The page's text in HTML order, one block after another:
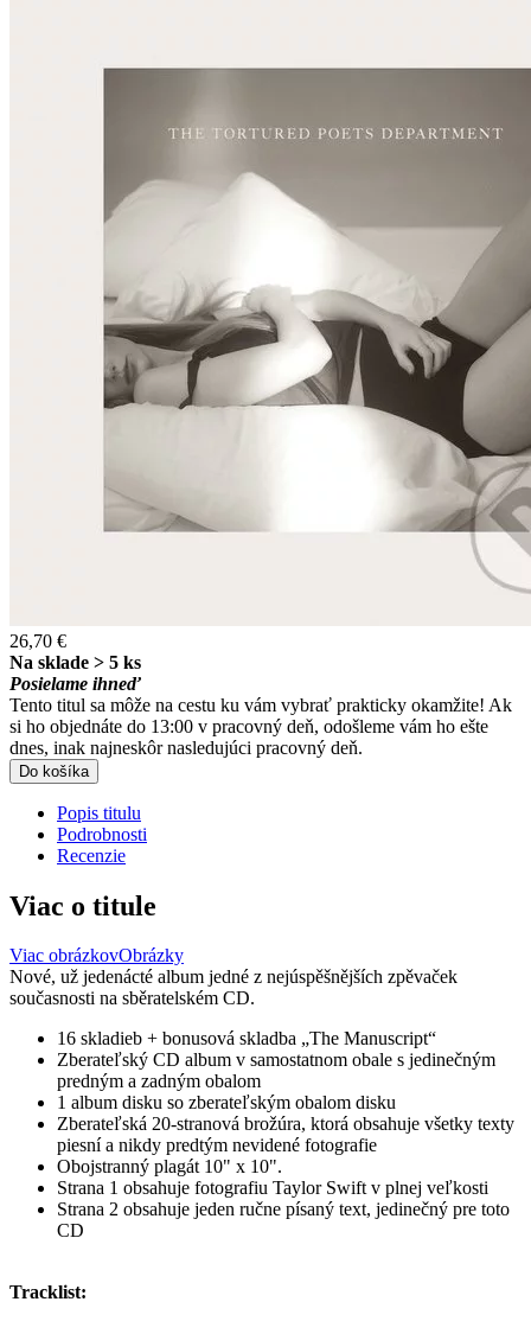
26,70 €
Na sklade > 5 ks
Posielame ihneď
Tento titul sa môže na cestu ku vám vybrať prakticky okamžite! Ak
si ho objednáte do 13:00 v pracovný deň, odošleme vám ho ešte
dnes, inak najneskôr nasledujúci pracovný deň.
Do košíka
Popis titulu
Podrobnosti
Recenzie
Viac o titule
Viac obrázkovObrázky
Nové, už jedenácté album jedné z nejúspěšnějších zpěvaček
současnosti na sběratelském CD.
16 skladieb + bonusová skladba „The Manuscript“
Zberateľský CD album v samostatnom obale s jedinečným
predným a zadným obalom
1 album disku so zberateľským obalom disku
Zberateľská 20-stranová brožúra, ktorá obsahuje všetky texty
piesní a nikdy predtým nevidené fotografie
Obojstranný plagát 10" x 10".
Strana 1 obsahuje fotografiu Taylor Swift v plnej veľkosti
Strana 2 obsahuje jeden ručne písaný text, jedinečný pre toto
CD
Tracklist: